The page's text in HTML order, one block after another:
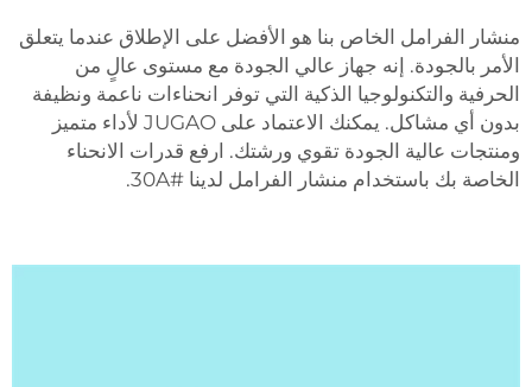
منشار الفرامل الخاص بنا هو الأفضل على الإطلاق عندما يتعلق
الأمر بالجودة. إنه جهاز عالي الجودة مع مستوى عالٍ من
الحرفية والتكنولوجيا الذكية التي توفر انحناءات ناعمة ونظيفة
بدون أي مشاكل. يمكنك الاعتماد على JUGAO لأداء متميز
ومنتجات عالية الجودة تقوي ورشتك. ارفع قدرات الانحناء
الخاصة بك باستخدام منشار الفرامل لدينا #30A.